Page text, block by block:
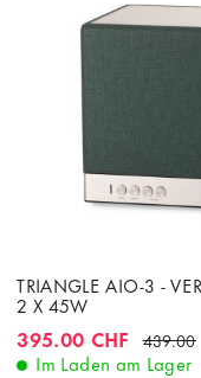
TRIANGLE AIO-3 -
2 X 45W
395.00 CHF 439.00
Im Laden am Lager